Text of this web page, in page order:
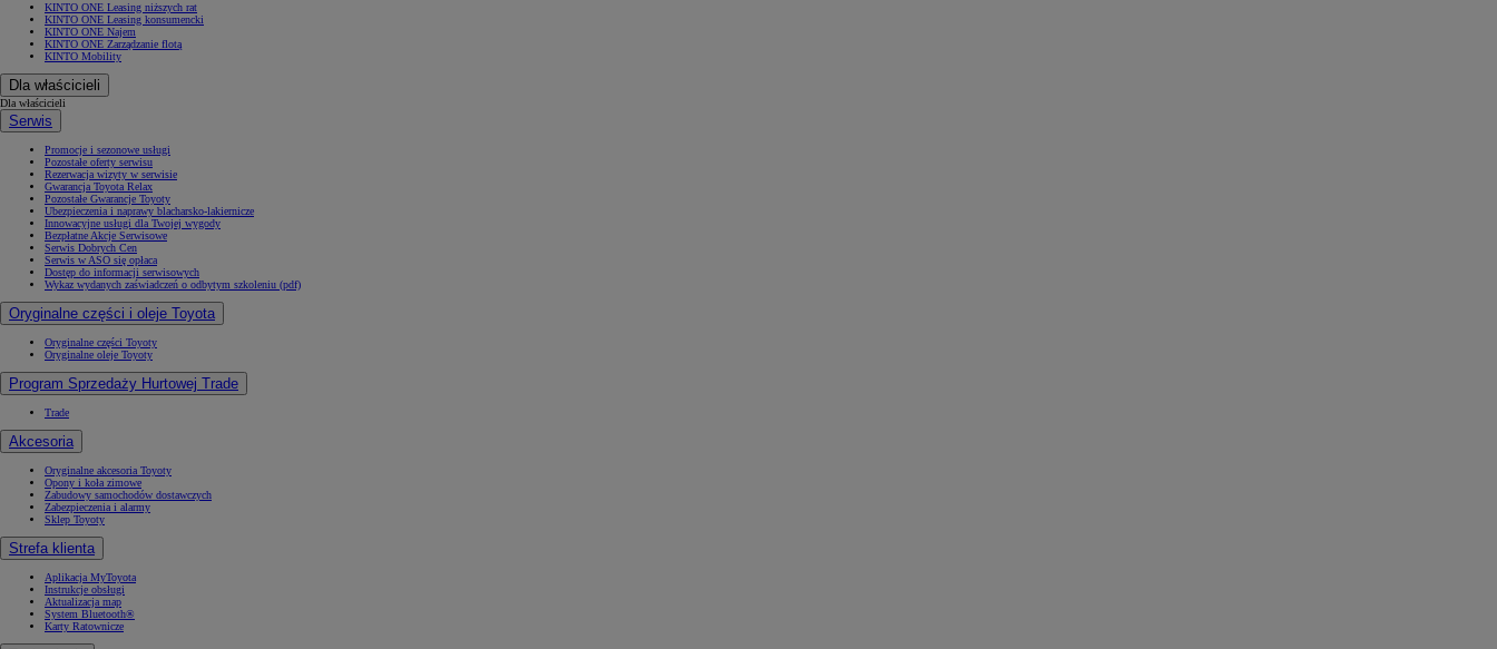
KINTO ONE Leasing niższych rat
KINTO ONE Leasing konsumencki
KINTO ONE Najem
KINTO ONE Zarządzanie flotą
KINTO Mobility
Dla właścicieli
Dla właścicieli
Serwis
Promocje i sezonowe usługi
Pozostałe oferty serwisu
Rezerwacja wizyty w serwisie
Gwarancja Toyota Relax
Pozostałe Gwarancje Toyoty
Ubezpieczenia i naprawy blacharsko-lakiernicze
Innowacyjne usługi dla Twojej wygody
Bezpłatne Akcje Serwisowe
Serwis Dobrych Cen
Serwis w ASO się opłaca
Dostęp do informacji serwisowych
Wykaz wydanych zaświadczeń o odbytym szkoleniu (pdf)
Oryginalne części i oleje Toyota
Oryginalne części Toyoty
Oryginalne oleje Toyoty
Program Sprzedaży Hurtowej Trade
Trade
Akcesoria
Oryginalne akcesoria Toyoty
Opony i koła zimowe
Zabudowy samochodów dostawczych
Zabezpieczenia i alarmy
Sklep Toyoty
Strefa klienta
Aplikacja MyToyota
Instrukcje obsługi
Aktualizacja map
System Bluetooth®
Karty Ratownicze